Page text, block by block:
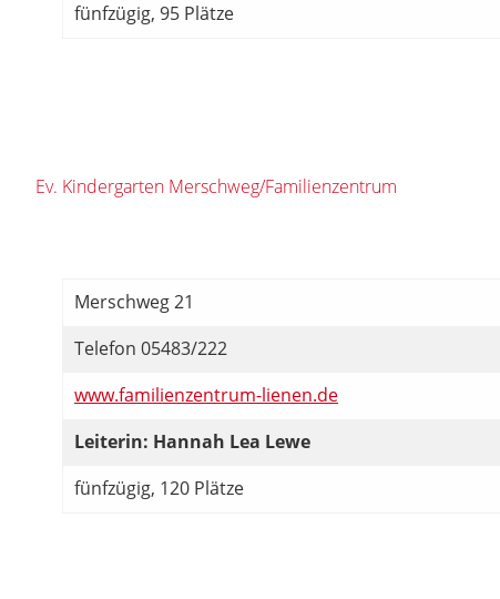
fünfzügig, 95 Plätze
Ev. Kindergarten Merschweg/Familienzentrum
Merschweg 21
Telefon 05483/222
www.familienzentrum-lienen.de
Leiterin: Hannah Lea Lewe
fünfzügig, 120 Plätze